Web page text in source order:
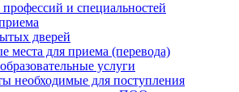
и специальностей
дверей
места для приема (перевода)
услуги
необходимые для поступления